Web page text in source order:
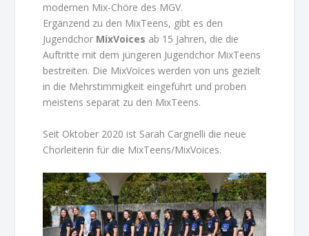
modernen Mix-Chöre des MGV.
Ergänzend zu den MixTeens, gibt es den
Jugendchor MixVoices ab 15 Jahren, die die
Auftritte mit dem jüngeren Jugendchor MixTeens
bestreiten. Die MixVoices werden von uns gezielt
in die Mehrstimmigkeit eingeführt und proben
meistens separat zu den MixTeens.
Seit Oktober 2020 ist Sarah Cargnelli die neue
Chorleiterin für die MixTeens/MixVoices.